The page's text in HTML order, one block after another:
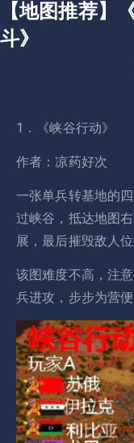
【地图推荐】
斗》
1．《峡谷行动》
作者：凉药好次
一张单兵转基地的
过峡谷，抵达地图
展，最后摧毁敌人
该图难度不高，注
兵进攻，步步为营